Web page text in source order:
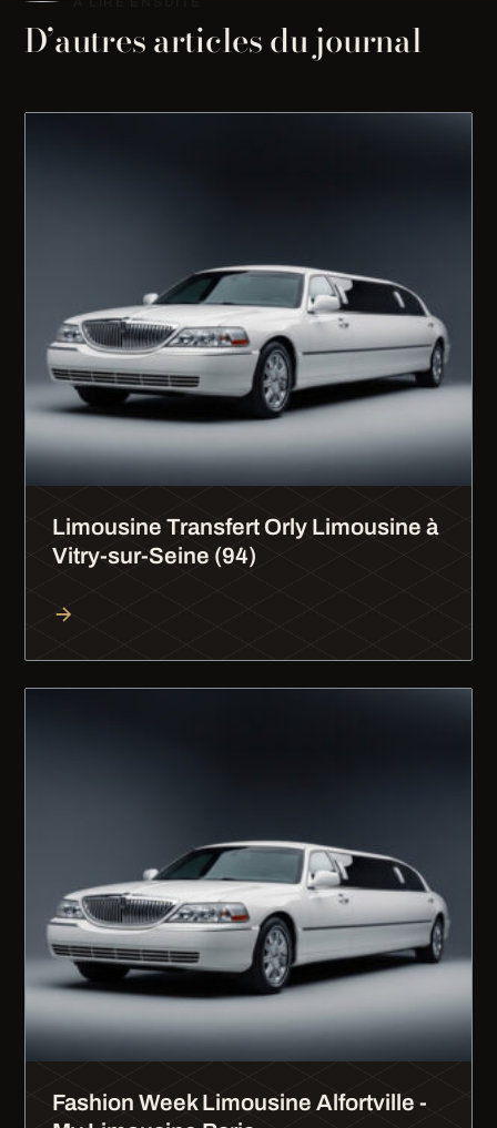
D’autres articles du journal
Limousine Transfert Orly Limousine à
Vitry-sur-Seine (94)
Fashion Week Limousine Alfortville -